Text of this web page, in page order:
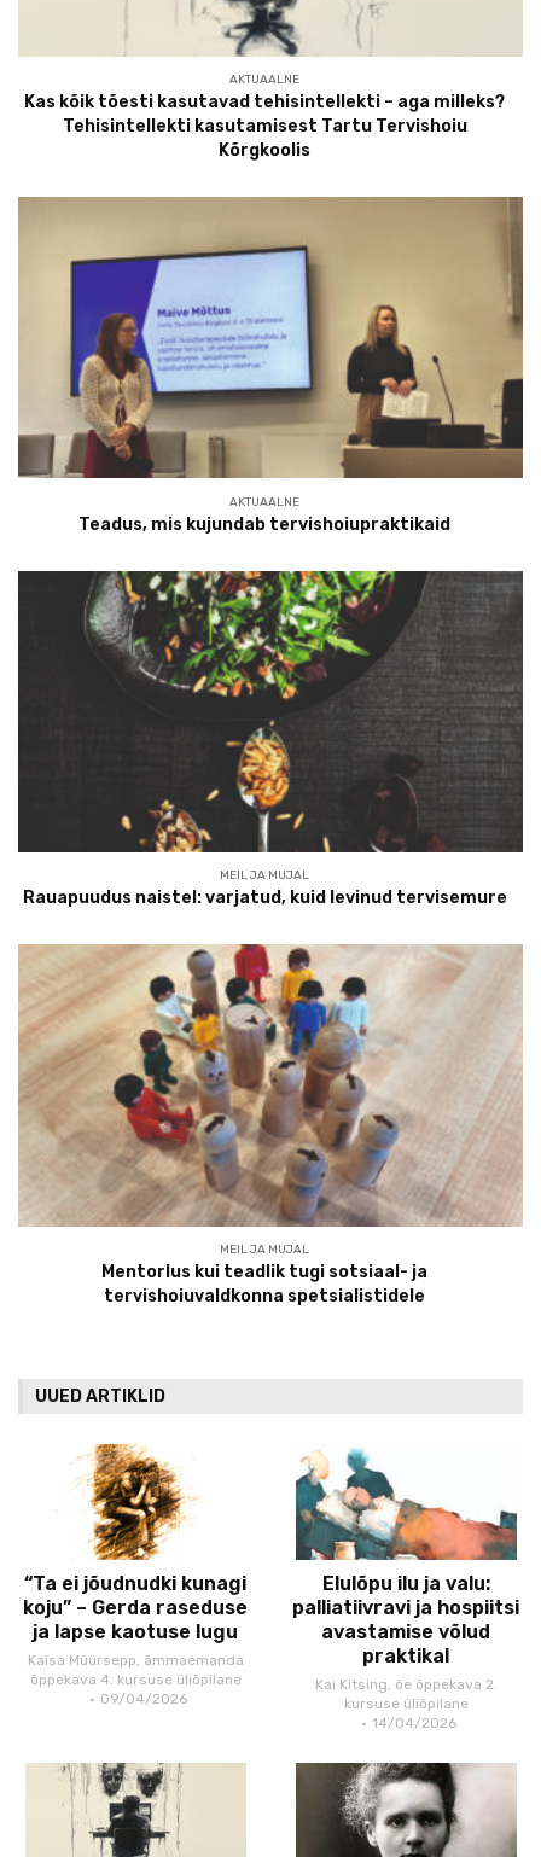
AKTUAALNE
Kas kõik tõesti kasutavad tehisintellekti – aga milleks?
Tehisintellekti kasutamisest Tartu Tervishoiu
Kõrgkoolis
AKTUAALNE
Teadus, mis kujundab tervishoiupraktikaid
MEIL JA MUJAL
Rauapuudus naistel: varjatud, kuid levinud tervisemure
MEIL JA MUJAL
Mentorlus kui teadlik tugi sotsiaal- ja
tervishoiuvaldkonna spetsialistidele
UUED ARTIKLID
“Ta ei jõudnudki kunagi
koju” – Gerda raseduse
ja lapse kaotuse lugu
Kaisa Müürsepp, ämmaemanda
õppekava 4. kursuse üliõpilane
09/04/2026
Elulõpu ilu ja valu:
palliatiivravi ja hospiitsi
avastamise võlud
praktikal
Kai Kitsing, õe õppekava 2.
kursuse üliõpilane
14/04/2026